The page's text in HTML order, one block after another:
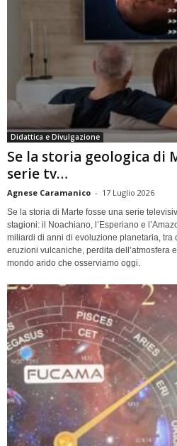
Didattica e Divulgazione
Se la storia geologica di
serie tv…
Agnese Caramanico - 17 Luglio 2026
Se la storia di Marte fosse una serie
stagioni: il Noachiano, l’Esperiano e
miliardi di anni di evoluzione planetaria, tra
eruzioni vulcaniche, perdita dell’atmosfera
mondo arido che osserviamo oggi.